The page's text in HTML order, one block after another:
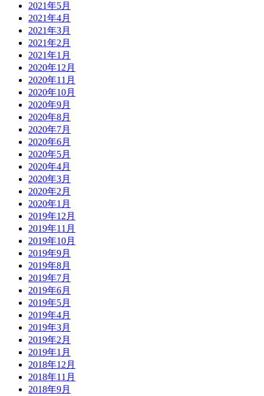
2021年5月
2021年4月
2021年3月
2021年2月
2021年1月
2020年12月
2020年11月
2020年10月
2020年9月
2020年8月
2020年7月
2020年6月
2020年5月
2020年4月
2020年3月
2020年2月
2020年1月
2019年12月
2019年11月
2019年10月
2019年9月
2019年8月
2019年7月
2019年6月
2019年5月
2019年4月
2019年3月
2019年2月
2019年1月
2018年12月
2018年11月
2018年9月